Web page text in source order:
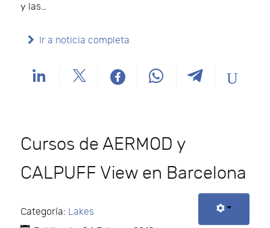
y las…
Ir a noticia completa
Cursos de AERMOD y
CALPUFF View en Barcelona
Categoría: Lakes